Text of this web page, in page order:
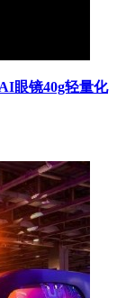
眼镜40g轻量化